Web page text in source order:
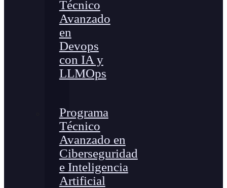
Técnico
Avanzado
en
Devops
con IA y
LLMOps
Programa
Técnico
Avanzado en
Ciberseguridad
e Inteligencia
Artificial